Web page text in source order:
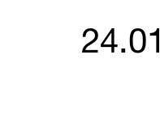
24.01